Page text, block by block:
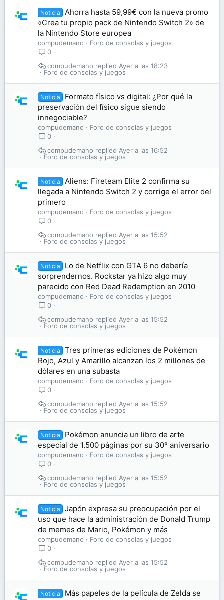
Noticia
Ahorra hasta 59,99€ con la nueva promo
«Crea tu propio pack de Nintendo Switch 2» de
la Nintendo Store europea
compudemano
Foro de consolas y juegos
0
Foro de consolas y juegos
Ayer a las 18:23
compudemano
Noticia
Formato físico vs digital: ¿Por qué la
preservación del físico sigue siendo
innegociable?
compudemano
Foro de consolas y juegos
0
Foro de consolas y juegos
Ayer a las 16:52
compudemano
Noticia
Aliens: Fireteam Elite 2 confirma su
llegada a Nintendo Switch 2 y corrige el error del
primero
compudemano
Foro de consolas y juegos
0
Foro de consolas y juegos
Ayer a las 15:52
compudemano
Noticia
Lo de Netflix con GTA 6 no debería
sorprendernos. Rockstar ya hizo algo muy
parecido con Red Dead Redemption en 2010
compudemano
Foro de consolas y juegos
0
Foro de consolas y juegos
Ayer a las 15:52
compudemano
Noticia
Tres primeras ediciones de Pokémon
Rojo, Azul y Amarillo alcanzan los 2 millones de
dólares en una subasta
compudemano
Foro de consolas y juegos
0
Foro de consolas y juegos
Ayer a las 15:52
compudemano
Noticia
Pokémon anuncia un libro de arte
especial de 1.500 páginas por su 30º aniversario
compudemano
Foro de consolas y juegos
0
Foro de consolas y juegos
Ayer a las 15:52
compudemano
Noticia
Japón expresa su preocupación por el
uso que hace la administración de Donald Trump
de memes de Mario, Pokémon y más
compudemano
Foro de consolas y juegos
0
Foro de consolas y juegos
Ayer a las 15:52
compudemano
Noticia
Más papeles de la película de Zelda se